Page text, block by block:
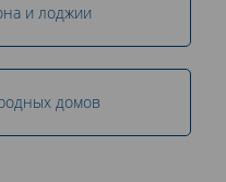
и лоджии
домов